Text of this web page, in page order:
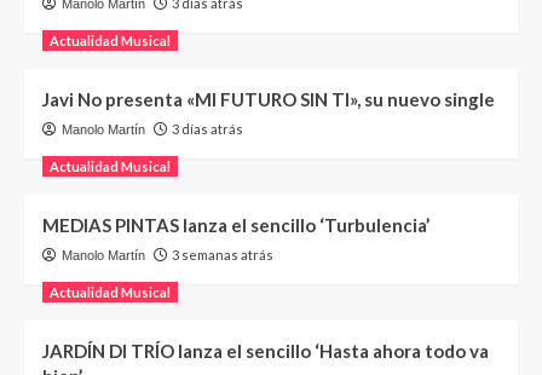
Manolo Martín
Actualidad Musical
Javi No presenta «MI FUTURO SIN TI», su nuevo single
Manolo Martín 3 días atrás
Actualidad Musical
MEDIAS PINTAS lanza el sencillo ‘Turbulencia’
Manolo Martín 3 semanas atrás
Actualidad Musical
JARDÍN DI TRÍO lanza el sencillo ‘Hasta ahora todo va